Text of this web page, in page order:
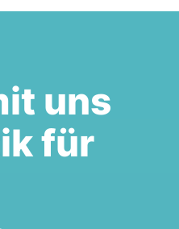
uns
für